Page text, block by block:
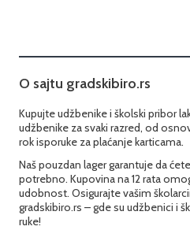
O sajtu gradskibiro.rs
Kupujte udžbenike i školski pribor
udžbenike za svaki razred, od
rok isporuke za plaćanje karticama.
Naš pouzdan lager garantuje da
potrebno. Kupovina na 12 rata
udobnost. Osigurajte vašim
gradskibiro.rs – gde su udžbenici i
ruke!